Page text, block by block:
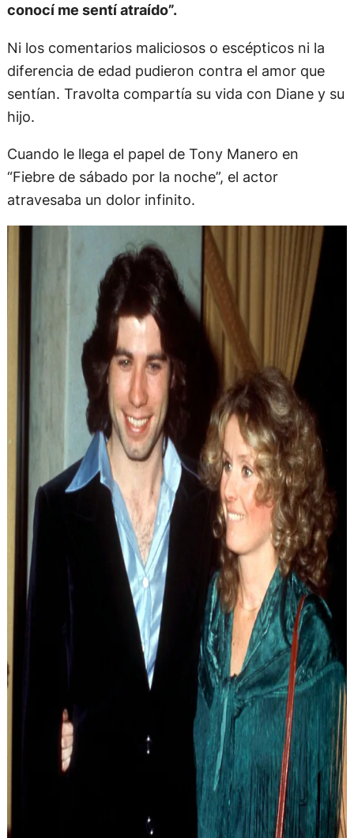
conocí me sentí atraído”.
Ni los comentarios maliciosos o escépticos ni la
diferencia de edad pudieron contra el amor que
sentían. Travolta compartía su vida con Diane y su
hijo.
Cuando le llega el papel de Tony Manero en
“Fiebre de sábado por la noche”, el actor
atravesaba un dolor infinito.